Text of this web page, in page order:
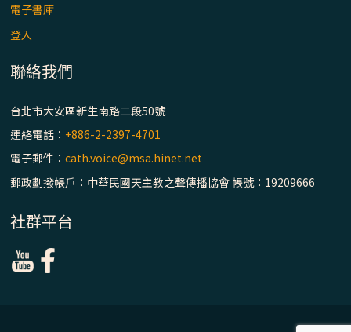
電子書庫
登入
聯絡我們
台北市大安區新生南路二段50號
連絡電話： +886-2-2397-4701
電子郵件：cath.voice@msa.hinet.net
郵政劃撥帳戶：中華民國天主教之聲傳播協會 帳號：19209666
社群平台